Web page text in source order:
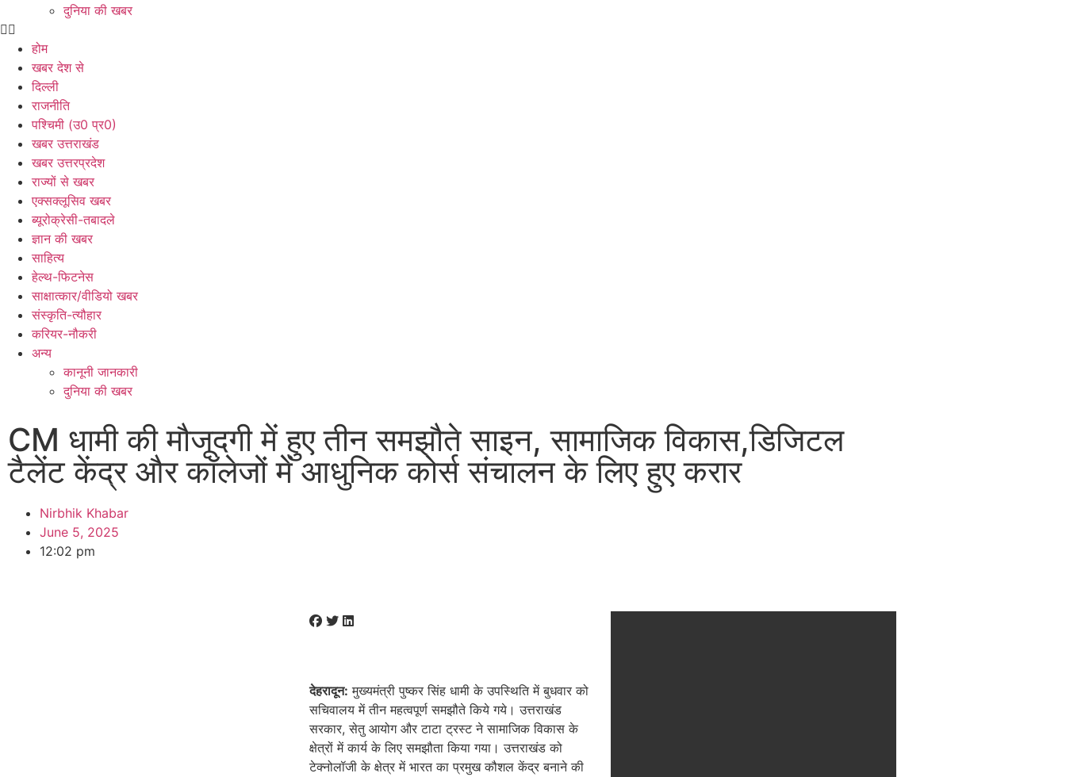
दुनिया की खबर
होम
खबर देश से
दिल्ली
राजनीति
पश्चिमी (उ0 प्र0)
खबर उत्तराखंड
खबर उत्तरप्रदेश
राज्यों से खबर
एक्सक्लूसिव खबर
ब्यूरोक्रेसी-तबादले
ज्ञान की खबर
साहित्य
हेल्थ-फिटनेस
साक्षात्कार/वीडियो खबर
संस्कृति-त्यौहार
करियर-नौकरी
अन्य
कानूनी जानकारी
दुनिया की खबर
CM धामी की मौजूदगी में हुए तीन समझौते साइन, सामाजिक विकास,डिजिटल
टैलेंट केंद्र और कॉलेजों में आधुनिक कोर्स संचालन के लिए हुए करार
Nirbhik Khabar
June 5, 2025
12:02 pm
देहरादून: मुख्यमंत्री पुष्कर सिंह धामी के उपस्थिति में बुधवार को
सचिवालय में तीन महत्वपूर्ण समझौते किये गये। उत्तराखंड
सरकार, सेतु आयोग और टाटा ट्रस्ट ने सामाजिक विकास के
क्षेत्रों में कार्य के लिए समझौता किया गया। उत्तराखंड को
टेक्नोलॉजी के क्षेत्र में भारत का प्रमुख कौशल केंद्र बनाने की